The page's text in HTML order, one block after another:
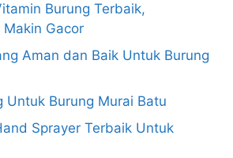
Burung Terbaik,
Gacor
Aman dan Baik Untuk Burung
Untuk Burung Murai Batu
Sprayer Terbaik Untuk